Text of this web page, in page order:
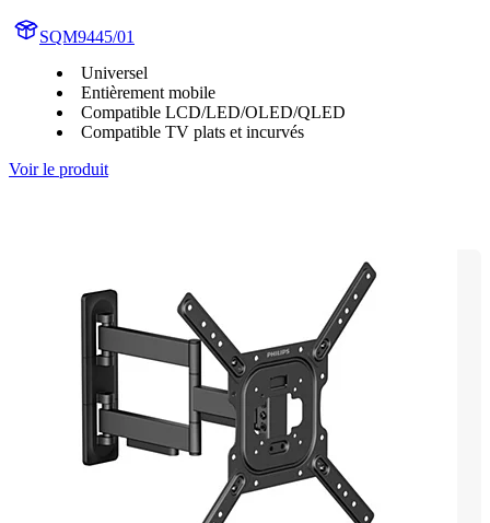
SQM9445/01
Universel
Entièrement mobile
Compatible LCD/LED/OLED/QLED
Compatible TV plats et incurvés
Voir le produit